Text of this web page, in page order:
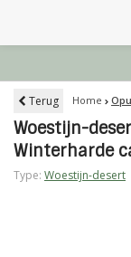
Terug Home
Woestijn-
Winterharde
Type: Woestijn-desert